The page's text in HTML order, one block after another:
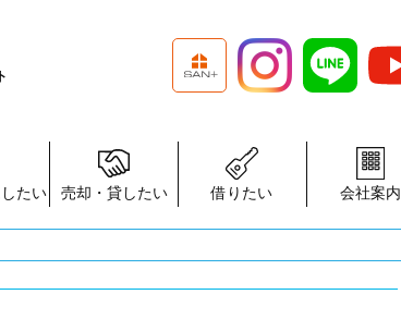
たい 売却・貸したい 借りたい 会社案内